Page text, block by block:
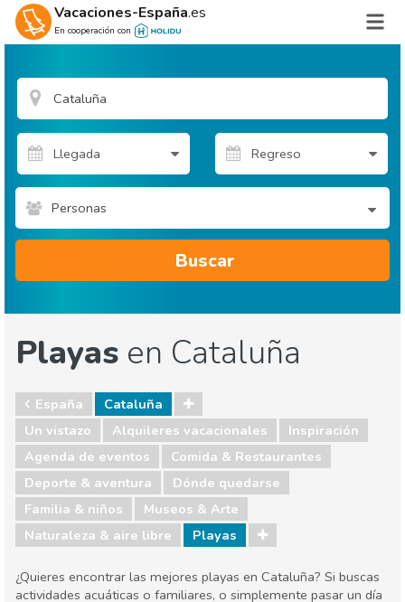
Vacaciones-España.es
En cooperación con
Personas
Buscar
Playas en Cataluña
España
Cataluña
Un vistazo
Alquileres vacacionales
Inspiración
Agenda de eventos
Comida & Restaurantes
Deporte & aventura
Dónde quedarse
Familia & niños
Museos & Arte
Naturaleza & aire libre
Playas
¿Quieres encontrar las mejores playas en Cataluña? Si buscas
actividades acuáticas o familiares, o simplemente pasar un día